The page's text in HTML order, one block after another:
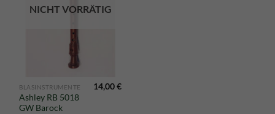
NICHT VORRÄTIG
BLASINSTRUMENTE
Ashley RB 5018
GW Barock
14,00€